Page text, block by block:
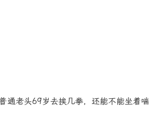
通老头69岁去挨几拳，还能不能坐着喘